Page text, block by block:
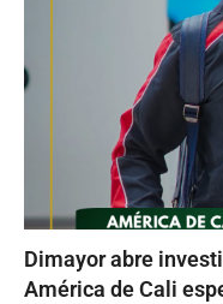
Dimayor abre
América de Cali